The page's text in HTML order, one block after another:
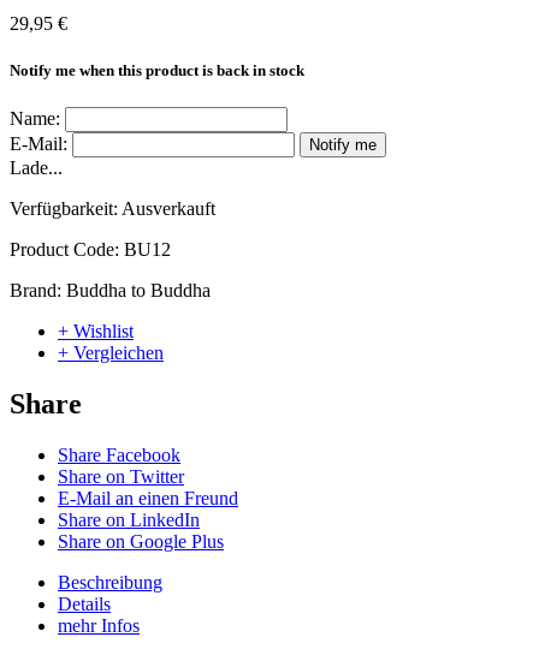
29,95 €
Notify me when this product is back in stock
Name:
E-Mail:
Notify me
Lade...
Verfügbarkeit: Ausverkauft
Product Code: BU12
Brand: Buddha to Buddha
+ Wishlist
+ Vergleichen
Share
Share Facebook
Share on Twitter
E-Mail an einen Freund
Share on LinkedIn
Share on Google Plus
Beschreibung
Details
mehr Infos